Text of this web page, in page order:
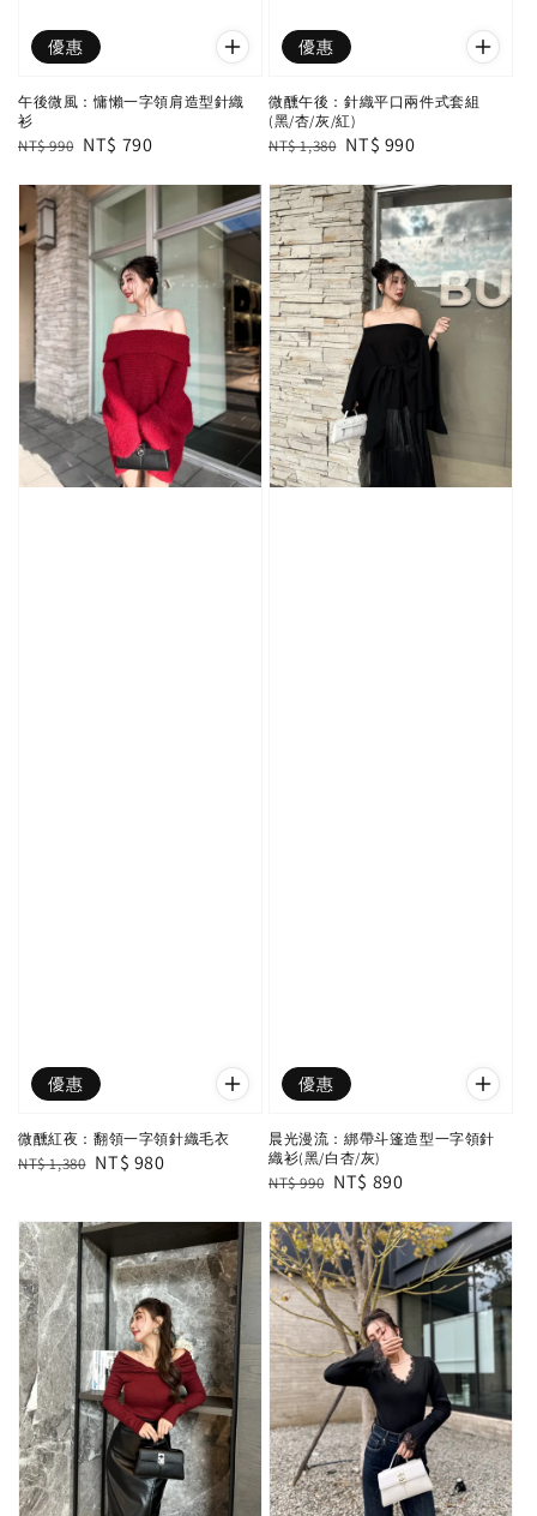
優惠
午後微風：慵懶一字領肩造型針織
衫
Regular
NT$ 990 Sale
NT$ 790
優惠
微醺午後：針織平口兩件式套組
(黑/杏/灰/紅)
Regular
NT$ 1,380 Sale
NT$ 990
優惠
微醺紅夜：翻領一字領針織毛衣
Regular
NT$ 1,380 Sale
NT$ 980
優惠
晨光漫流：綁帶斗篷造型一字領針
織衫(黑/白杏/灰)
Regular
NT$ 990 Sale
NT$ 890